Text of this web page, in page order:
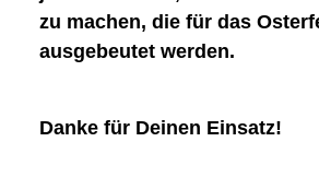
zu machen, die für das
ausgebeutet werden.
Danke für Deinen Einsatz!